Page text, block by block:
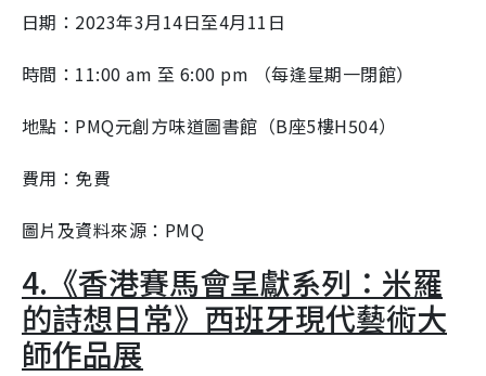
日期：2023年3月14日至4月11日
時間：11:00 am 至 6:00 pm （每逢星期一閉館）
地點：PMQ元創方味道圖書館（B座5樓H504）
費用：免費
圖片及資料來源：PMQ
4.《香港賽馬會呈獻系列：米羅
的詩想日常》西班牙現代藝術大
師作品展